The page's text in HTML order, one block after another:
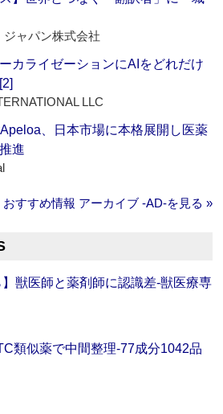
ャパン株式会社
カライゼーションにAIをどれだけ
LLC
、日本市場に本格展開し医薬
進
おすすめ情報 アーカイブ ‐AD‐を見る »
】獣医師と薬剤師に認識差‐獣医療専
類似薬で中間整理‐77成分1042品